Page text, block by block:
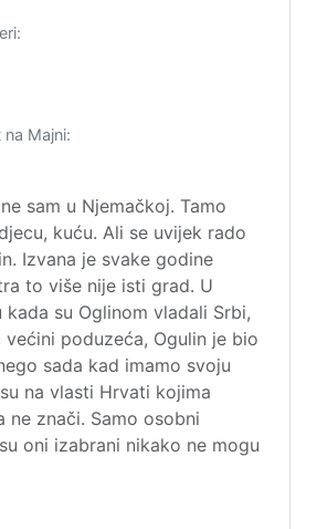
Majni:
sam u Njemačkoj. Tamo
kuću. Ali se uvijek rado
Izvana je svake godine
to više nije isti grad. U
kada su Oglinom vladali Srbi,
poduzeća, Ogulin je bio
sada kad imamo svoju
na vlasti Hrvati kojima
ne znači. Samo osobni
oni izabrani nikako ne mogu